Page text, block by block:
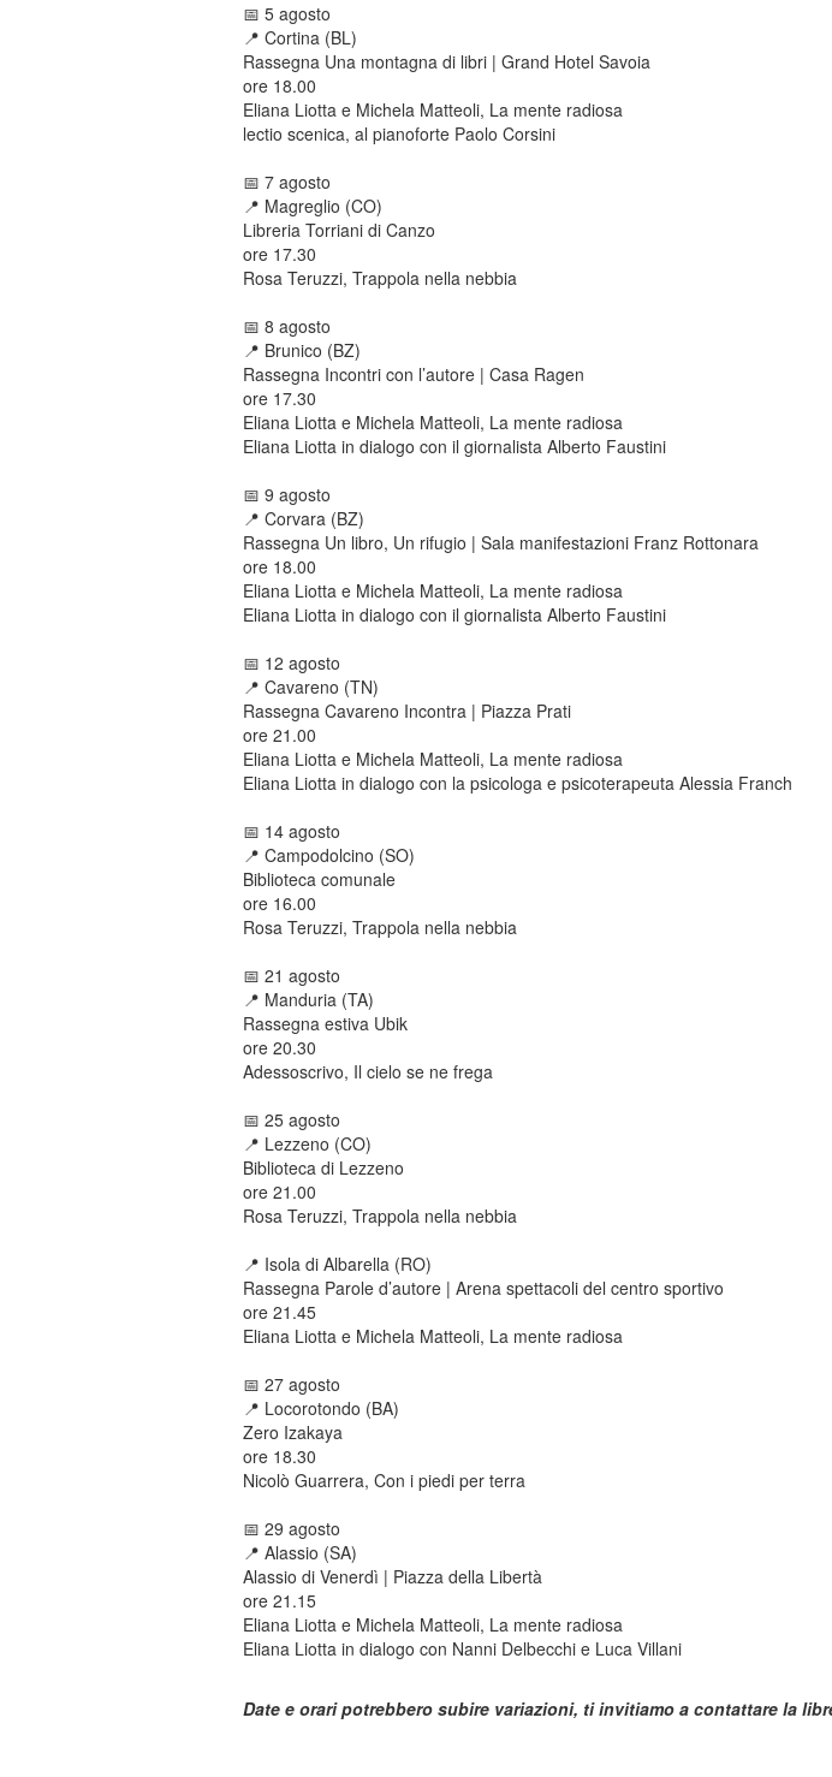
📅 5 agosto
📍​ Cortina (BL)
Rassegna Una montagna di libri | Grand Hotel Savoia
ore 18.00
Eliana Liotta e Michela Matteoli, La mente radiosa
lectio scenica, al pianoforte Paolo Corsini
📅 7 agosto
📍​ Magreglio (CO)
Libreria Torriani di Canzo
ore 17.30
Rosa Teruzzi, Trappola nella nebbia
📅 8 agosto
📍​ Brunico (BZ)
Rassegna Incontri con l’autore | Casa Ragen
ore 17.30
Eliana Liotta e Michela Matteoli, La mente radiosa
Eliana Liotta in dialogo con il giornalista Alberto Faustini
📅 9 agosto
📍​ Corvara (BZ)
Rassegna Un libro, Un rifugio | Sala manifestazioni Franz Rottonara
ore 18.00
Eliana Liotta e Michela Matteoli, La mente radiosa
Eliana Liotta in dialogo con il giornalista Alberto Faustini
📅 12 agosto
📍​ Cavareno (TN)
Rassegna Cavareno Incontra | Piazza Prati
ore 21.00
Eliana Liotta e Michela Matteoli, La mente radiosa
Eliana Liotta in dialogo con la psicologa e psicoterapeuta Alessia Franch
📅 14 agosto
📍​ Campodolcino (SO)
Biblioteca comunale
ore 16.00
Rosa Teruzzi, Trappola nella nebbia
📅 21 agosto
📍​ Manduria (TA)
Rassegna estiva Ubik
ore 20.30
Adessoscrivo, Il cielo se ne frega
📅 25 agosto
📍​ Lezzeno (CO)
Biblioteca di Lezzeno
ore 21.00
Rosa Teruzzi, Trappola nella nebbia
📍​ Isola di Albarella (RO)
Rassegna Parole d’autore | Arena spettacoli del centro sportivo
ore 21.45
Eliana Liotta e Michela Matteoli, La mente radiosa
📅 27 agosto
📍​ Locorotondo (BA)
Zero Izakaya
ore 18.30
Nicolò Guarrera, Con i piedi per terra
📅 29 agosto
📍​ Alassio (SA)
Alassio di Venerdì | Piazza della Libertà
ore 21.15
Eliana Liotta e Michela Matteoli, La mente radiosa
Eliana Liotta in dialogo con Nanni Delbecchi e Luca Villani
Date e orari potrebbero subire variazioni, ti invitiamo a contattare la